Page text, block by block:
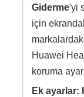
Giderme'yi
için
Huawei
koruma
Ek ayarlar: